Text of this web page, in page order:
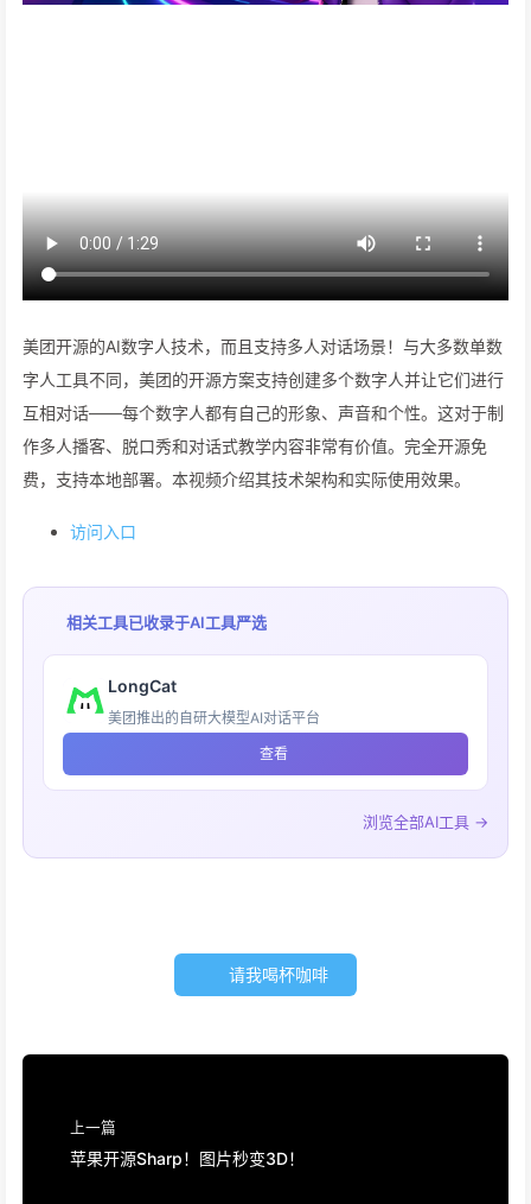
美团开源的AI数字人技术，而且支持多人对话场景！与大多数单数
字人工具不同，美团的开源方案支持创建多个数字人并让它们进行
互相对话——每个数字人都有自己的形象、声音和个性。这对于制
作多人播客、脱口秀和对话式教学内容非常有价值。完全开源免
费，支持本地部署。本视频介绍其技术架构和实际使用效果。
访问入口
相关工具已收录于AI工具严选
LongCat
美团推出的自研大模型AI对话平台
查看
浏览全部AI工具 →
请我喝杯咖啡
上一篇
苹果开源Sharp！图片秒变3D！